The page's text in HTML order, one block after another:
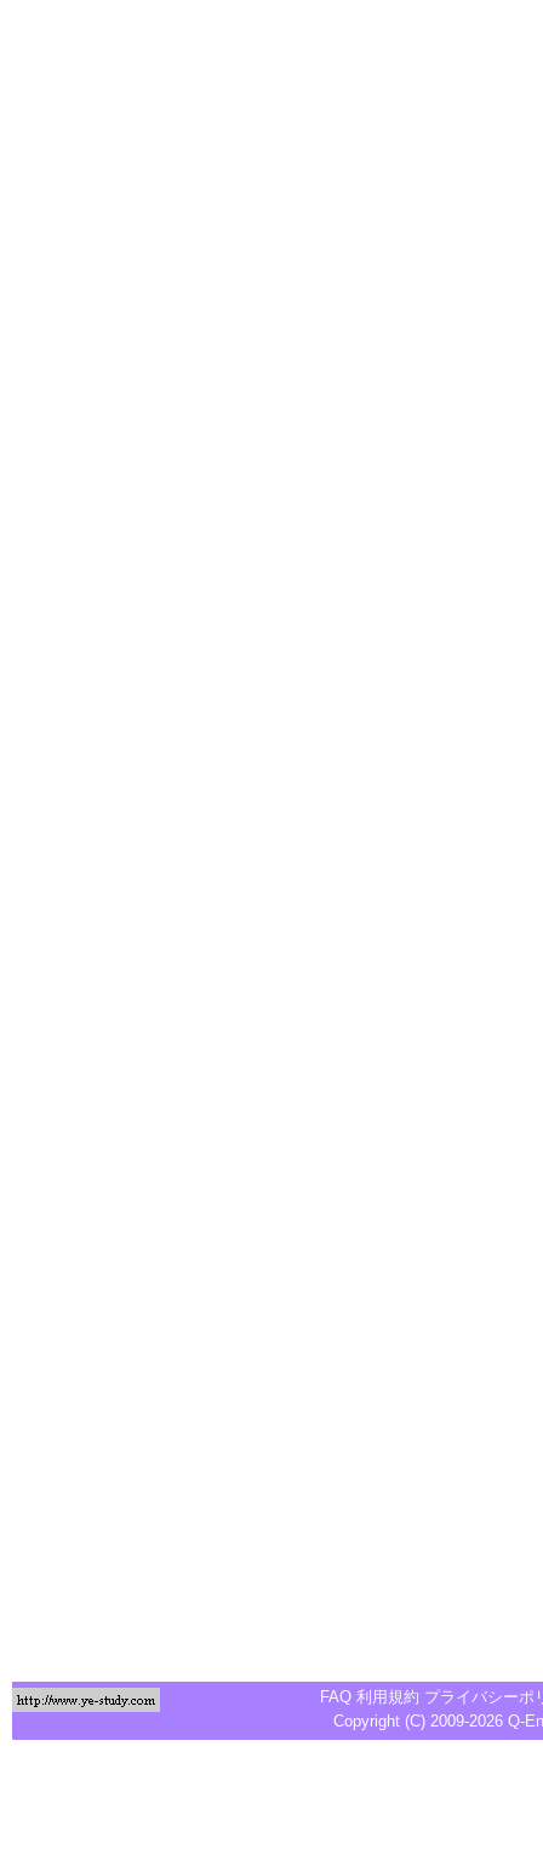
FAQ 利用規約 プライバシーポ
Copyright (C) 2009-2026 Q-